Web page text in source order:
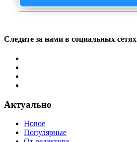
Следите за нами в социальных сетях
Актуально
Новое
Популярные